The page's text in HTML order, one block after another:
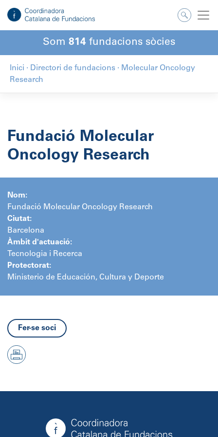
contingut
Som 814 fundacions sòcies
Inici · Directori de fundacions · Molecular Oncology
Research
Fundació Molecular
Oncology Research
Nom:
Fundació Molecular Oncology Research
Ciutat:
Barcelona
Àmbit d'actuació:
Tecnologia i Recerca
Protectorat:
Ministerio de Educación, Cultura y Deporte
Fer-se soci